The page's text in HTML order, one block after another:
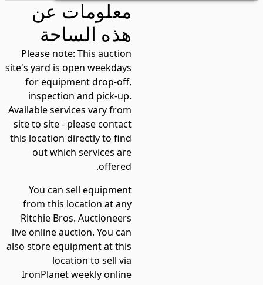
معلومات عن
هذه الساحة
Please note: This auction
site's yard is open weekdays
for equipment drop-off,
inspection and pick-up.
Available services vary from
site to site - please contact
this location directly to find
out which services are
offered.
You can sell equipment
from this location at any
Ritchie Bros. Auctioneers
live online auction. You can
also store equipment at this
location to sell via
IronPlanet weekly online